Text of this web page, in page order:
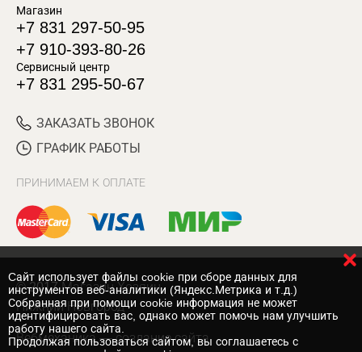
Магазин
+7 831 297-50-95
+7 910-393-80-26
Сервисный центр
+7 831 295-50-67
ЗАКАЗАТЬ ЗВОНОК
ГРАФИК РАБОТЫ
ПРИНИМАЕМ К ОПЛАТЕ
© 2017 Магазин Хозяин
Нижний Новгород
Вебмеханика — создание сайта
Cайт использует файлы cookie при сборе данных для
инструментов веб-аналитики (Яндекс.Метрика и т.д.)
Собранная при помощи cookie информация не может
идентифицировать вас, однако может помочь нам улучшить
работу нашего сайта.
Продолжая пользоваться сайтом, вы соглашаетесь с